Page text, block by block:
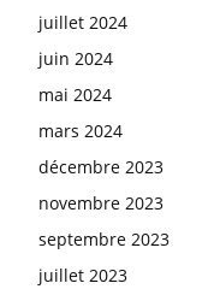
juillet 2024
juin 2024
mai 2024
mars 2024
décembre 2023
novembre 2023
septembre 2023
juillet 2023